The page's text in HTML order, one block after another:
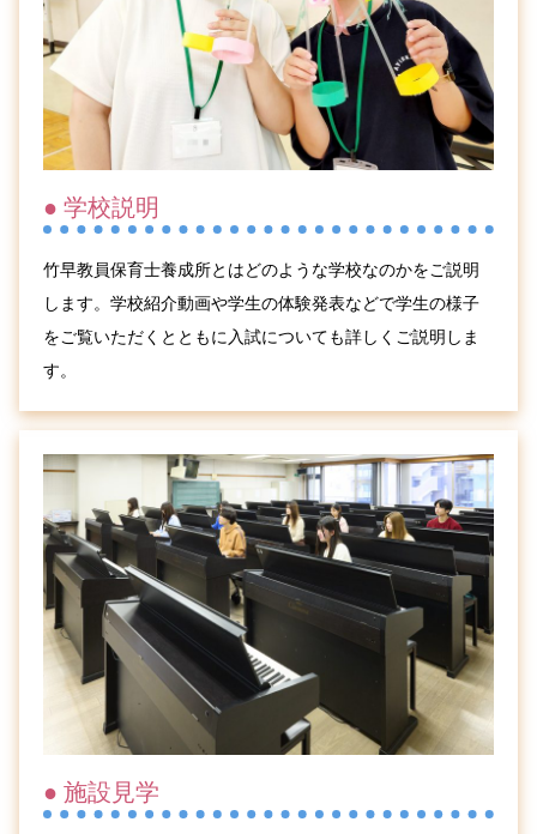
● 学校説明
竹早教員保育士養成所とはどのような学校なのかをご説明
します。学校紹介動画や学生の体験発表などで学生の様子
をご覧いただくとともに入試についても詳しくご説明しま
す。
● 施設見学